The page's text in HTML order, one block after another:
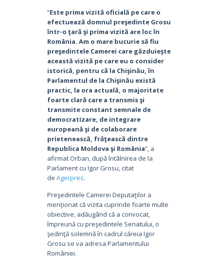
“Este prima vizită oficială pe care o
efectuează domnul preşedinte Grosu
într-o ţară şi prima vizită are loc în
România. Am o mare bucurie să fiu
preşedintele Camerei care găzduieşte
această vizită pe care eu o consider
istorică, pentru că la Chişinău, în
Parlamentul de la Chişinău există
practic, la ora actuală, o majoritate
foarte clară care a transmis şi
transmite constant semnale de
democratizare, de integrare
europeană şi de colaborare
prietenească, frăţească dintre
Republica Moldova şi România“, a
afirmat Orban, după întâlnirea de la
Parlament cu Igor Grosu, citat
de Agerpres.
Preşedintele Camerei Deputaţilor a
menţionat că vizita cuprinde foarte multe
obiective, adăugând că a convocat,
împreună cu preşedintele Senatului, o
şedinţă solemnă în cadrul căreia Igor
Grosu se va adresa Parlamentului
României.